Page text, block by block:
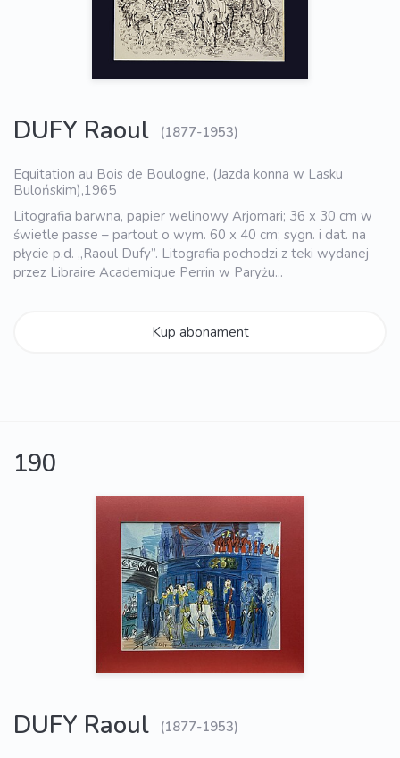
DUFY Raoul (1877-1953)
Equitation au Bois de Boulogne, (Jazda konna w Lasku
Bulońskim),1965
Litografia barwna, papier welinowy Arjomari; 36 x 30 cm w
świetle passe – partout o wym. 60 x 40 cm; sygn. i dat. na
płycie p.d. „Raoul Dufy”. Litografia pochodzi z teki wydanej
przez Libraire Academique Perrin w Paryżu...
Kup abonament
190
DUFY Raoul (1877-1953)